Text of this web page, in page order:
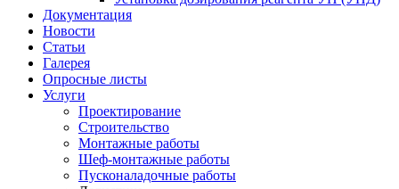
Документация
Новости
Статьи
Галерея
Опросные листы
Услуги
Проектирование
Строительство
Монтажные работы
Шеф-монтажные работы
Пусконаладочные работы